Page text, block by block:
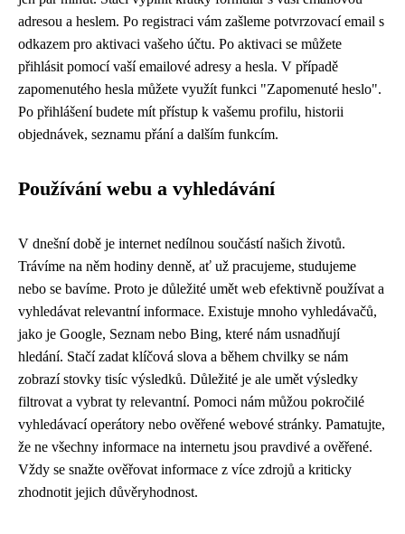
adresou a heslem. Po registraci vám zašleme potvrzovací email s
odkazem pro aktivaci vašeho účtu. Po aktivaci se můžete
přihlásit pomocí vaší emailové adresy a hesla. V případě
zapomenutého hesla můžete využít funkci "Zapomenuté heslo".
Po přihlášení budete mít přístup k vašemu profilu, historii
objednávek, seznamu přání a dalším funkcím.
Používání webu a vyhledávání
V dnešní době je internet nedílnou součástí našich životů.
Trávíme na něm hodiny denně, ať už pracujeme, studujeme
nebo se bavíme. Proto je důležité umět web efektivně používat a
vyhledávat relevantní informace. Existuje mnoho vyhledávačů,
jako je Google, Seznam nebo Bing, které nám usnadňují
hledání. Stačí zadat klíčová slova a během chvilky se nám
zobrazí stovky tisíc výsledků. Důležité je ale umět výsledky
filtrovat a vybrat ty relevantní. Pomoci nám můžou pokročilé
vyhledávací operátory nebo ověřené webové stránky. Pamatujte,
že ne všechny informace na internetu jsou pravdivé a ověřené.
Vždy se snažte ověřovat informace z více zdrojů a kriticky
zhodnotit jejich důvěryhodnost.